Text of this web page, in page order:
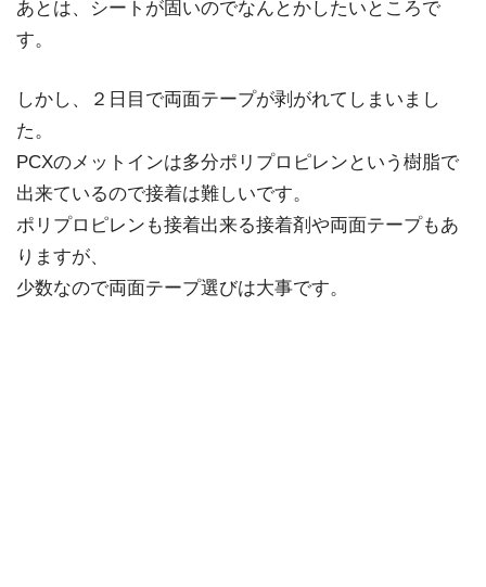
あとは、シートが固いのでなんとかしたいところで
す。
しかし、２日目で両面テープが剥がれてしまいまし
た。
PCXのメットインは多分ポリプロピレンという樹脂で
出来ているので接着は難しいです。
ポリプロピレンも接着出来る接着剤や両面テープもあ
りますが、
少数なので両面テープ選びは大事です。